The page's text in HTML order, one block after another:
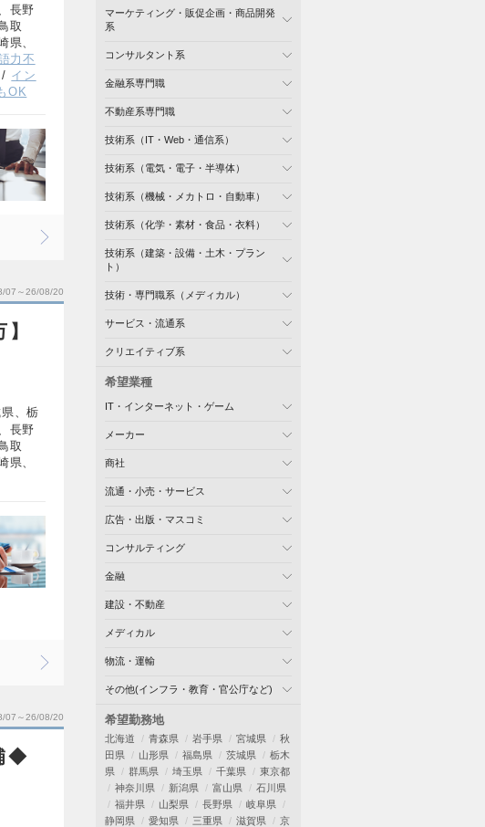
長野
取
県、
力不
イン
OK
07～26/08/20
、栃
長野
取
県、
07～26/08/20
◆
マーケティング・販促企画・商品開発
系
コンサルタント系
金融系専門職
不動産系専門職
技術系（IT・Web・通信系）
技術系（電気・電子・半導体）
技術系（機械・メカトロ・自動車）
技術系（化学・素材・食品・衣料）
技術系（建築・設備・土木・プラン
ト）
技術・専門職系（メディカル）
サービス・流通系
クリエイティブ系
希望業種
IT・インターネット・ゲーム
メーカー
商社
流通・小売・サービス
広告・出版・マスコミ
コンサルティング
金融
建設・不動産
メディカル
物流・運輸
その他(インフラ・教育・官公庁など)
希望勤務地
北海道 青森県 岩手県 宮城県
秋
田県
山形県 福島県 茨城県
栃木
県
群馬県 埼玉県 千葉県
東京都
神奈川県
新潟県 富山県
石川県
福井県
山梨県 長野県
岐阜県
静岡県
愛知県 三重県 滋賀県
京